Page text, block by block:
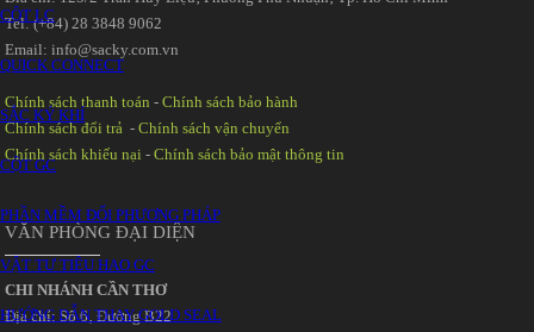
CỘT LC
QUICK CONNECT
SẮC KÝ KHÍ
CỘT GC
PHẦN MỀM ĐỔI PHƯƠNG PHÁP
VẬT TƯ TIÊU HAO GC
HƯỚNG DẪN THAY GOLD SEAL
Tel: (+84) 28 3848 9062
Email: info@sacky.com.vn
Chính sách thanh toán -Chính sách bảo hành
Chính sách đổi trả -Chính sách vận chuyển
Chính sách khiếu nại -Chính sách bảo mật thông tin
VĂN PHÒNG ĐẠI DIỆN
CHI NHÁNH CẦN THƠ
Địa chỉ: Số 6‚ Đường B22